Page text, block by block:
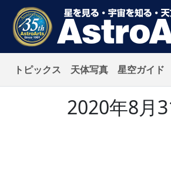
トピックス 天体写真 星空ガイド
2020年8月